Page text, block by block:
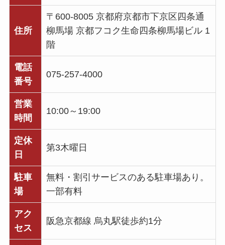
住所
〒600-8005 京都府京都市下京区四条通
柳馬場 京都フコク生命四条柳馬場ビル 1
階
電話
番号
075-257-4000
営業
時間
10:00～19:00
定休
日
第3木曜日
駐車
場
無料・割引サービスのある駐車場あり。
一部有料
アク
セス
阪急京都線 烏丸駅徒歩約1分